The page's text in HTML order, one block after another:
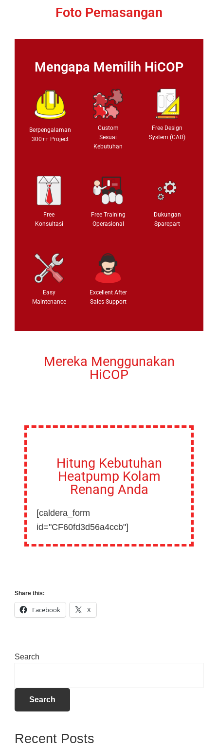
Foto Pemasangan
Mengapa Memilih HiCOP
Berpengalaman
300++ Project
Custom
Sesuai
Kebutuhan
Free Design
System (CAD)
Free
Konsultasi
Free Training
Operasional
Dukungan
Sparepart
Easy
Maintenance
Excellent After
Sales Support
Mereka Menggunakan
HiCOP
Hitung Kebutuhan
Heatpump Kolam
Renang Anda
[caldera_form
id="CF60fd3d56a4ccb"]
Share this:
Facebook X
Search
Search
Recent Posts